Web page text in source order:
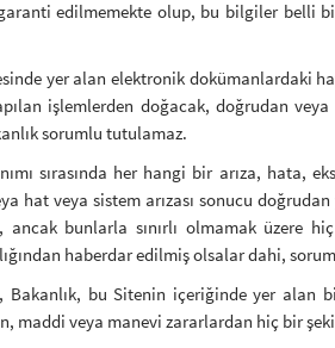
edilmemekte olup, bu bilgiler belli
yer alan elektronik dokümanlardaki
işlemlerden doğacak, doğrudan
sorumlu tutulamaz.
sırasında her hangi bir arıza, hata,
hat veya sistem arızası sonucu
bunlarla sınırlı olmamak üzere
haberdar edilmiş olsalar dahi,
bu Sitenin içeriğinde yer alan
maddi veya manevi zararlardan hiç bir